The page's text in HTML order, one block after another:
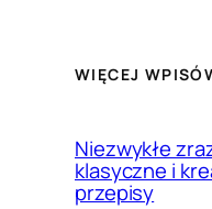
WIĘCEJ
Niezwykłe
klasyczne i
przepisy